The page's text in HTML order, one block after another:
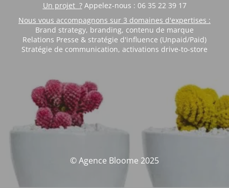
Un projet ?Appelez-nous : 06 35 22 39 17
Nous vous accompagnons sur 3 domaines d'expertises :
Brand strategy, branding, contenu de marque
Relations Presse & stratégie d'influence (Unpaid/Paid)
Stratégie de communication, activations drive-to-store
© Agence Bloome 2025